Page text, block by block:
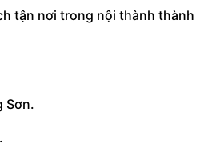
tận nơi trong nội thành thành
Sơn.